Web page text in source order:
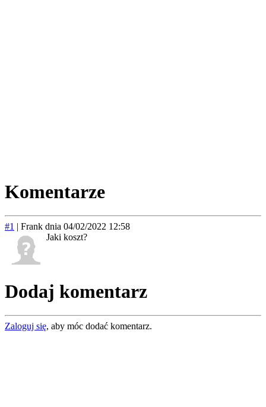
Komentarze
#1 | Frank dnia 04/02/2022 12:58
Jaki koszt?
Dodaj komentarz
Zaloguj się, aby móc dodać komentarz.